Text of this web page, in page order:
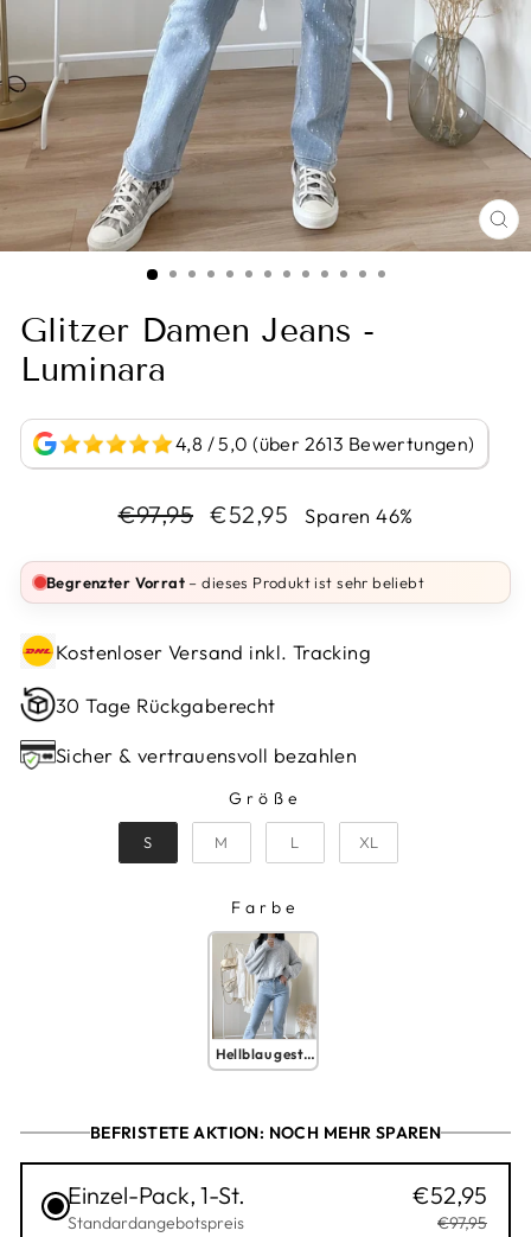
Glitzer Damen Jeans -
Luminara
4,8 / 5,0 (über 2613 Bewertungen)
Normaler
€97,95 Sonderpreis
€52,95 Sparen 46%
Begrenzter Vorrat – dieses Produkt ist sehr beliebt
Kostenloser Versand inkl. Tracking
30 Tage Rückgaberecht
Sicher & vertrauensvoll bezahlen
Größe
S
M L XL
Farbe
Hellblau gestreift
BEFRISTETE AKTION: NOCH MEHR SPAREN
Einzel-Pack, 1-St.
Standardangebotspreis
€52,95
€97,95